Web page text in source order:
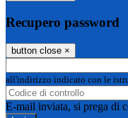
Recupero password
button close ×
all'indirizzo indicato con le
E-mail inviata, si prega di